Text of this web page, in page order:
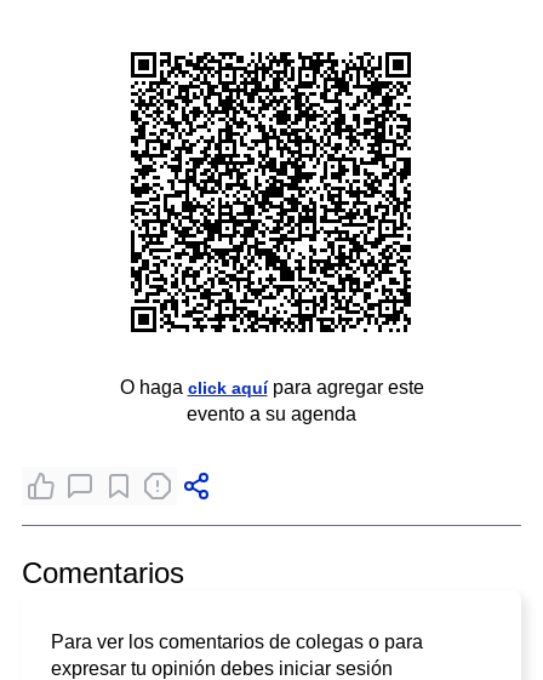
O haga click aquípara agregar este
evento a su agenda
Comentarios
Para ver los comentarios de colegas o para
expresar tu opinión debes iniciar sesión